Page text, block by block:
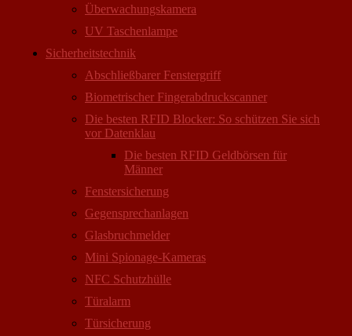
Überwachungskamera
UV Taschenlampe
Sicherheitstechnik
Abschließbarer Fenstergriff
Biometrischer Fingerabdruckscanner
Die besten RFID Blocker: So schützen Sie sich
vor Datenklau
Die besten RFID Geldbörsen für
Männer
Fenstersicherung
Gegensprechanlagen
Glasbruchmelder
Mini Spionage-Kameras
NFC Schutzhülle
Türalarm
Türsicherung